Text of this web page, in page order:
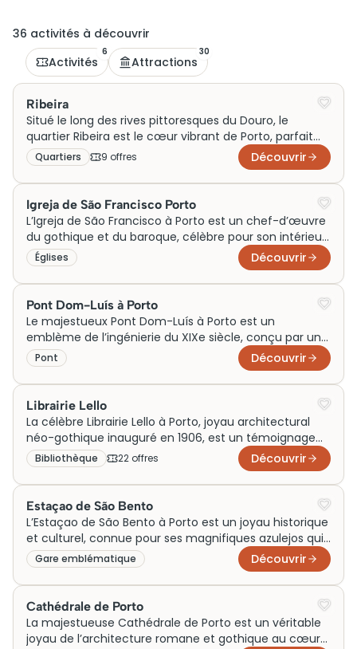
36 activités à découvrir
Activités
6
Attractions
30
Ribeira
Situé le long des rives pittoresques du Douro, le
quartier Ribeira est le cœur vibrant de Porto, parfait
pour une visite incontournable. Classé au patrimoine
mondial de l’UNESCO, Ribeira charme avec ses ruelles
médiévales, maisons colorées et ambiance animée,
idéale pour les voyageurs en quête d’authenticité et
de culture. Ce quartier iconique, regorgeant de cafés
et de bars, séduit aussi bien les couples romantiques
que les amateurs d’histoire et les explorateurs urbains.
Quartiers 9 offres Découvrir
Igreja de São Francisco Porto
L’Igreja de São Francisco à Porto est un chef-d’œuvre
du gothique et du baroque, célèbre pour son intérieur
somptueusement décoré de bois doré. Construite
initialement comme église monastique au XIVe siècle,
elle illustre l’histoire riche de Porto. Aujourd’hui, cette
église est une attraction touristique incontournable.
Son importance historique et culturelle attire des
milliers de visiteurs chaque année.
Églises Découvrir
Pont Dom-Luís à Porto
Le majestueux Pont Dom-Luís à Porto est un
emblème de l’ingénierie du XIXe siècle, conçu par un
disciple de Gustave Eiffel. S’étendant gracieusement
au-dessus du fleuve Douro, ce pont métallique reliait
initialement Porto à Vila Nova de Gaia, facilitant le
transport et le commerce. Aujourd’hui, il attire les
touristes du monde entier, séduits par ses vues
imprenables. Les billets pour une visite permettent
d’explorer l’histoire fascinante et la culture vibrante de
cette destination incontournable.
Pont Découvrir
Librairie Lello
La célèbre Librairie Lello à Porto, joyau architectural
néo-gothique inauguré en 1906, est un témoignage
prestigieux de l’histoire littéraire du Portugal. Avec ses
escaliers majestueux et ses vitraux colorés, elle
évoque un monde féerique qui attire les passionnés
de littérature et d’architecture. Initialement lieu de
rencontre pour les intellectuels, elle est aujourd’hui
une attraction incontournable, nécessitant des billets
pour la visite afin de préserver ce patrimoine culturel
vivant.
Bibliothèque 22 offres Découvrir
Estaçao de São Bento
L’Estaçao de São Bento à Porto est un joyau historique
et culturel, connue pour ses magnifiques azulejos qui
racontent l’histoire du Portugal. Construite au début
du XXe siècle, elle servait initialement de gare,
facilitant les déplacements avec ses billets
abordables. Aujourd’hui, elle attire de nombreux
visiteurs venus admirer son architecture
exceptionnelle. Lors de votre visite, découvrez
Gare emblématique Découvrir
Cathédrale de Porto
La majestueuse Cathédrale de Porto est un véritable
joyau de l’architecture romane et gothique au cœur